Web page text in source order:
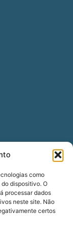
como
dispositivo. O
processar dados
neste site. Não
certos
Carlos
AL - CEP: